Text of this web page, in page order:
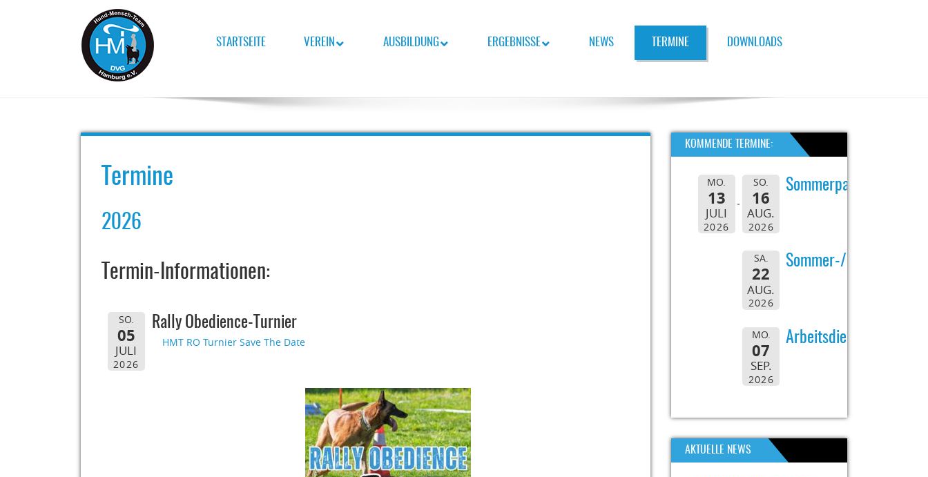
HUND-MENSCH-TEAM HAMBURG E.V.
Für ein harmonisches und respektvolles und-Mensch-Team.
STARTSEITE VEREIN AUSBILDUNG ERGEBNISSE NEWS TERMINE DOWNLOADS
Termine
2026
Termin-Informationen:
SO.
05
JULI
2026
Rally Obedience-Turnier
HMT RO Turnier Save The Date
KOMMENDE TERMINE:
MO.
13
JULI
2026
SO.
16
AUG.
2026
Sommerpause
SA.
22
AUG.
2026
Sommer-/Grillfest
MO.
07
SEP.
2026
Arbeitsdienst
AKTUELLE NEWS